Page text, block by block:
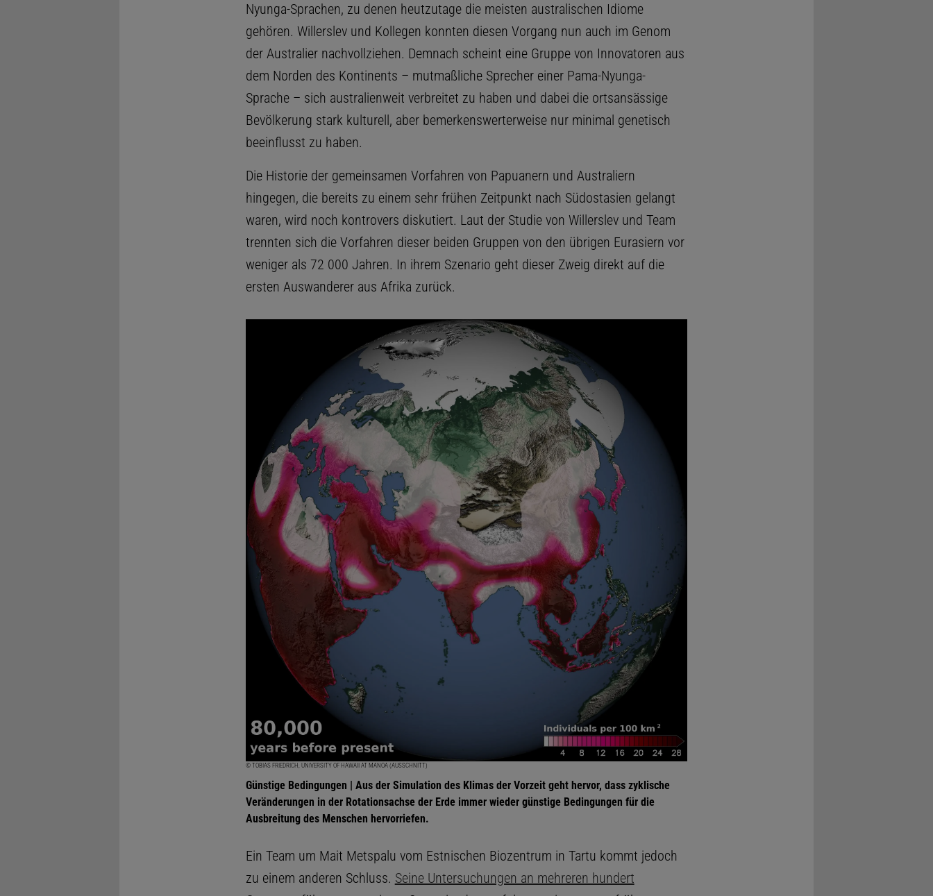
Nyunga-Sprachen, zu denen heutzutage die meisten australischen Idiome
gehören. Willerslev und Kollegen konnten diesen Vorgang nun auch im Genom
der Australier nachvollziehen. Demnach scheint eine Gruppe von Innovatoren aus
dem Norden des Kontinents – mutmaßliche Sprecher einer Pama-Nyunga-
Sprache – sich australienweit verbreitet zu haben und dabei die ortsansässige
Bevölkerung stark kulturell, aber bemerkenswerterweise nur minimal genetisch
beeinflusst zu haben.
Die Historie der gemeinsamen Vorfahren von Papuanern und Australiern
hingegen, die bereits zu einem sehr frühen Zeitpunkt nach Südostasien gelangt
waren, wird noch kontrovers diskutiert. Laut der Studie von Willerslev und Team
trennten sich die Vorfahren dieser beiden Gruppen von den übrigen Eurasiern vor
weniger als 72 000 Jahren. In ihrem Szenario geht dieser Zweig direkt auf die
ersten Auswanderer aus Afrika zurück.
© TOBIAS FRIEDRICH, UNIVERSITY OF HAWAII AT MANOA (AUSSCHNITT)
Günstige Bedingungen | Aus der Simulation des Klimas der Vorzeit geht hervor, dass zyklische
Veränderungen in der Rotationsachse der Erde immer wieder günstige Bedingungen für die
Ausbreitung des Menschen hervorriefen.
Ein Team um Mait Metspalu vom Estnischen Biozentrum in Tartu kommt jedoch
zu einem anderen Schluss. Seine Untersuchungen an mehreren hundert